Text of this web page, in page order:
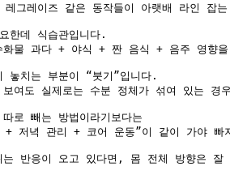
그레이즈 같은 동작들이 아랫배 라인 잡
한데 식습관입니다.
화물 과다 + 야식 + 짠 음식 + 음주 영향
놓치는 부분이 “붓기”입니다.
보여도 실제로는 수분 정체가 섞여 있는
로 빼는 방법이라기보다는
+ 저녁 관리 + 코어 운동”이 같이 가야 빠
는 반응이 오고 있다면, 몸 전체 방향은 잘